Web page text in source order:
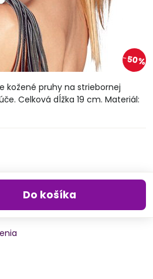
50%
kožené pruhy na striebornej
Celková dĺžka 19 cm. Materiál:
Do košíka